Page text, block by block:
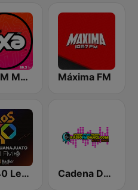
Exa FM Morelia Máxima FM
Los 40 León Cadena Dance México